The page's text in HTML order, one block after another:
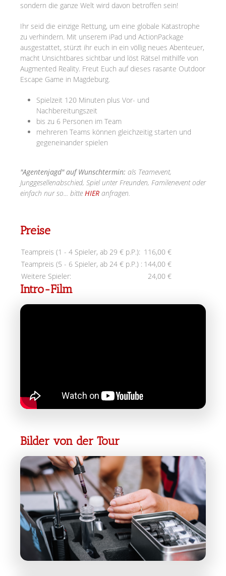
sondern die ganze Welt wird davon betroffen sein!
Ihr seid die einzige Rettung, um eine globale Katastrophe
zu verhindern. Mit unserem iPad und ActionPackage
ausgestattet, stürzt ihr euch in ein völlig neues Abenteuer,
macht Unsichtbares sichtbar und löst Rätsel mithilfe von
Augmented Reality. Freut Euch auf dieses rasante Outdoor
Escape Game in Magdeburg.
Spielzeit 120 Minuten plus Vor- und
Nachbereitungszeit
bis zu 6 Personen im Team
mehreren Teams können gleichzeitig starten und
gegeneinander spielen
"Agentenjagd" auf Wunschtermin: als Teamevent,
Junggesellenabschied, Spiel unter Freunden, Familenevent oder
einfach nur so... bitte HIER anfragen.
Preise
Teampreis (1 - 4 Spieler, ab 29 € p.P.): 116,00 €
Teampreis (5 - 6 Spieler, ab 24 € p.P.) : 144,00 €
Weitere Spieler:
24,00 €
Intro-Film
Bilder von der Tour